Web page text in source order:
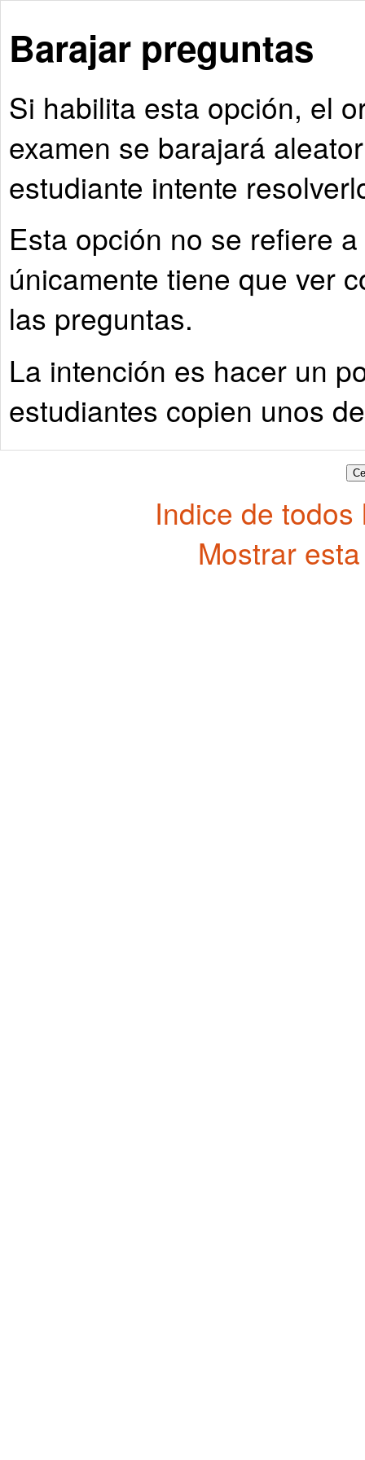
Barajar preguntas
Si habilita esta opción, el
examen se barajará
estudiante intente
Esta opción no se refiere
únicamente tiene que ver
las preguntas.
La intención es hacer un
estudiantes copien unos
Indice de
Mostrar